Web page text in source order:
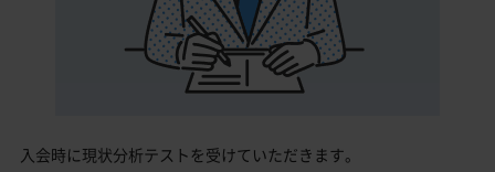
入会時に現状分析テストを受けていただきます。